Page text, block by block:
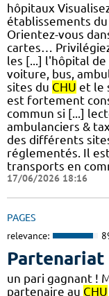
hôpitaux
établissements du
Orientez-vous
cartes…
les [...] l'hôpital
voiture, bus,
sites du CHU et le
est fortement
commun si [...]
ambulanciers &
des différents
réglementés. Il
transports en
17/06/2026 18:16
PAGES
relevance:
un pari gagnant !
partenaire au CHU